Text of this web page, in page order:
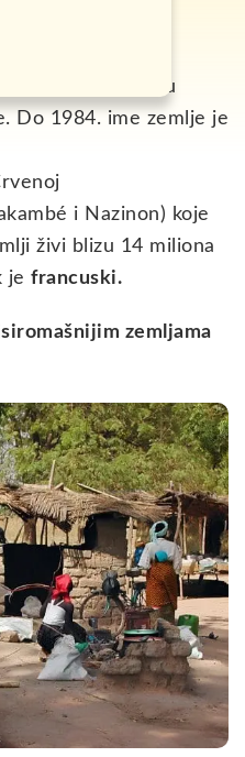
na zapadu
Do 1984. ime zemlje je
i Nazinon) koje
živi blizu 14 miliona
je francuski.
zemljama